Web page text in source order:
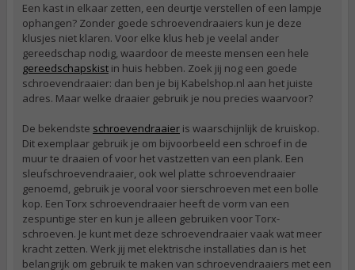
Een kast in elkaar zetten, een deurtje verstellen of een lampje
ophangen? Zonder goede schroevendraaiers kun je deze
klusjes niet klaren. Voor elke klus heb je veelal ander
gereedschap nodig, waardoor de meeste mensen een hele
gereedschapskist in huis hebben. Zoek jij nog een goede
schroevendraaier: dan ben je bij Kabelshop.nl aan het juiste
adres. Maar welke draaier gebruik je nou precies waarvoor?
De bekendste schroevendraaier is waarschijnlijk de kruiskop.
Dit exemplaar gebruik je om bijvoorbeeld een schroef in de
muur te draaien of voor het vastzetten van een plank. Een
sleufschroevendraaier, ook wel platte schroevendraaier
genoemd, gebruik je vooral voor sierschroeven met een bolle
kop. Een Torx schroevendraaier heeft de vorm van een
zespuntige ster en kun je alleen gebruiken voor Torx-
schroeven. Je kunt met deze schroevendraaier vaak wat meer
kracht zetten. Werk jij met elektrische installaties dan is het
belangrijk om gebruik te maken van schroevendraaiers met een